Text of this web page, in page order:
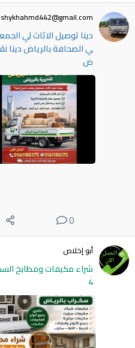
ي الصحافة بالرياض دينا
ض
0
أبو إخلاص
4